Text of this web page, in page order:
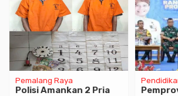
Pemalang Raya
Polisi Amankan 2 Pria